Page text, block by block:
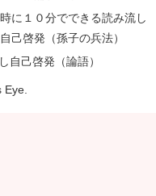
に１０分でできる読み流し
自己啓発（孫子の兵法）
自己啓発（論語）
Eye.